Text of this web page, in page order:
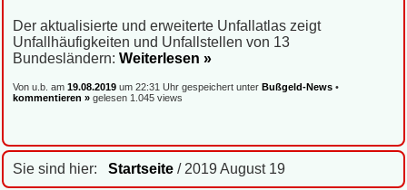
Sie sind hier: Startseite / 2019 August 19
Der aktualisierte und erweiterte Unfallatlas zeigt
Unfallhäufigkeiten und Unfallstellen von 13
Bundesländern: Weiterlesen »
Von u.b. am 19.08.2019 um 22:31 Uhr gespeichert unter Bußgeld-News •
kommentieren » gelesen 1.045 views